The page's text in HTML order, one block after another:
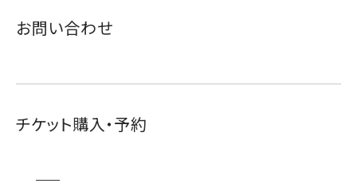
お問い合わせ
チケット購入・予約